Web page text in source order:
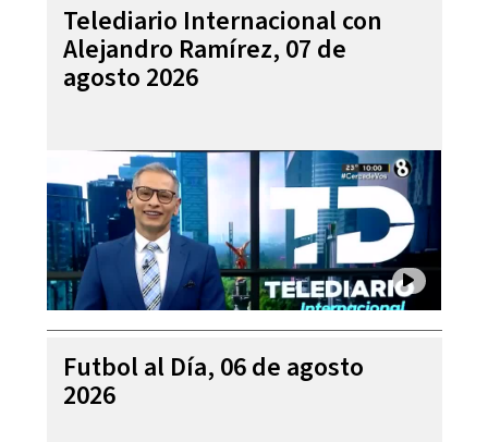
Telediario Internacional con
Alejandro Ramírez, 07 de
agosto 2026
Futbol al Día, 06 de agosto
2026